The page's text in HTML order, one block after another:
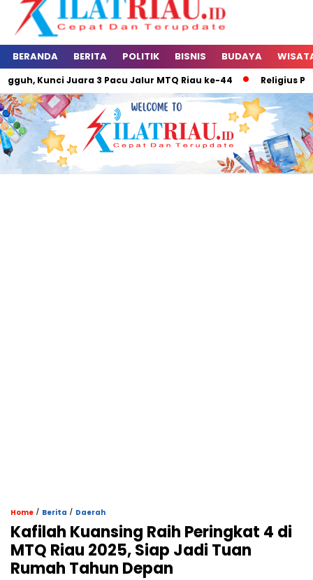
BERANDA BERITA POLITIK BISNIS BUDAYA
Kunci Juara 3 Pacu Jalur MTQ Riau ke-44 Religius
Home / Berita / Daerah
Kafilah Kuansing Raih Peringkat 4 di
MTQ Riau 2025, Siap Jadi Tuan
Rumah Tahun Depan